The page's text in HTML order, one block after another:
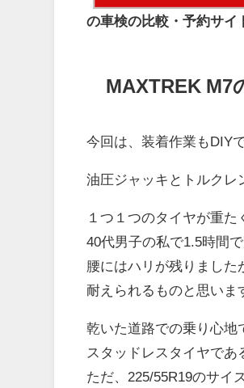
の車検の比較・予約サイ
MAXTREK M7
今回は、装着作業もDIY
油圧ジャッキとトルクレ
１つ１つのタイヤが重た
40代男子の私で1.5時間で
腰にはハリが残りました
耐えられるものと思いま
乾いた道路での乗り心地
スタッドレスタイヤであ
ただ、225/55R19のサイ